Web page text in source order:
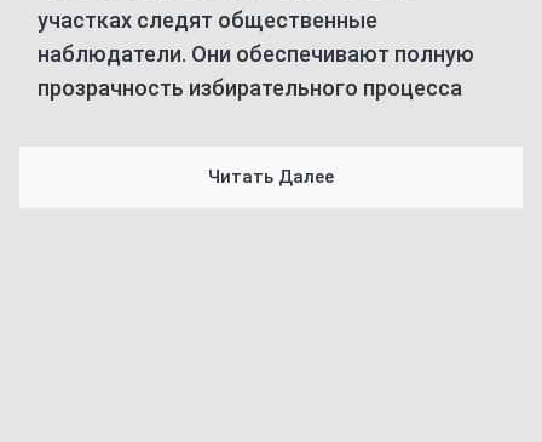
участках следят общественные
наблюдатели. Они обеспечивают полную
прозрачность избирательного процесса
Читать Далее